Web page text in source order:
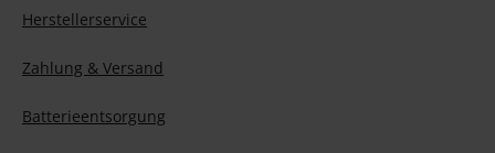
Herstellerservice
Zahlung & Versand
Batterieentsorgung